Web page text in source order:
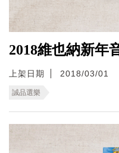
2018維也納新年
上架日期 2018/03/01
誠品選樂